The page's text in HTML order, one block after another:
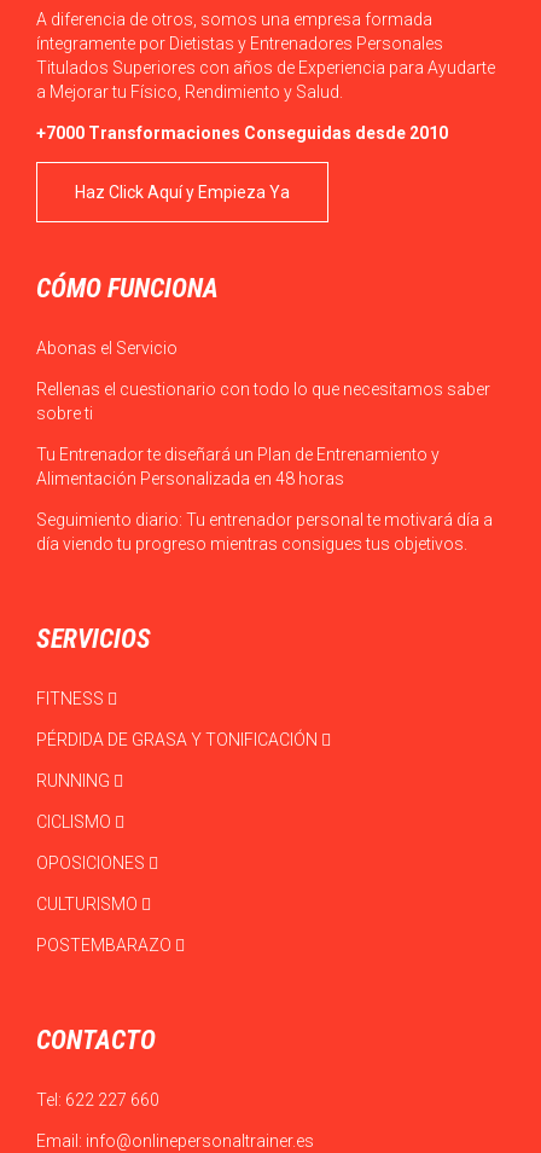
A diferencia de otros, somos una empresa formada
íntegramente por Dietistas y Entrenadores Personales
Titulados Superiores con años de Experiencia para Ayudarte
a Mejorar tu Físico, Rendimiento y Salud.
+7000 Transformaciones Conseguidas desde 2010
Haz Click Aquí y Empieza Ya
CÓMO FUNCIONA
Abonas el Servicio
Rellenas el cuestionario con todo lo que necesitamos saber
sobre ti
Tu Entrenador te diseñará un Plan de Entrenamiento y
Alimentación Personalizada en 48 horas
Seguimiento diario: Tu entrenador personal te motivará día a
día viendo tu progreso mientras consigues tus objetivos.
SERVICIOS
FITNESS
PÉRDIDA DE GRASA Y TONIFICACIÓN
RUNNING
CICLISMO
OPOSICIONES
CULTURISMO
POSTEMBARAZO
CONTACTO
Tel: 622 227 660
Email: info@onlinepersonaltrainer.es